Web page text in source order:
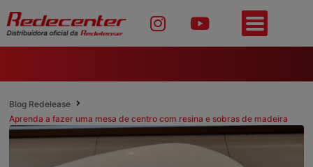
Blog Redelease
Aprenda a fazer uma mesa de centro com resina e sobras de madeira